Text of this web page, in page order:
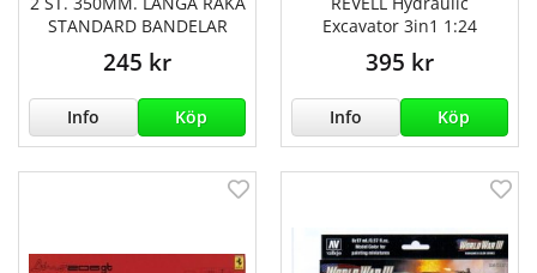
STANDARD BANDELAR
245 kr
Info Köp
Excavator 3in1 1:24
395 kr
Info Köp